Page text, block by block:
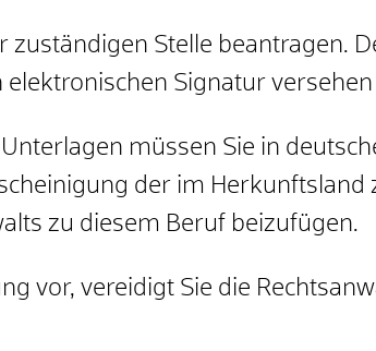
zuständigen Stelle beantragen.
Signatur versehen
müssen Sie in
der im Herkunftsland
zu diesem Beruf beizufügen.
vor, vereidigt Sie die